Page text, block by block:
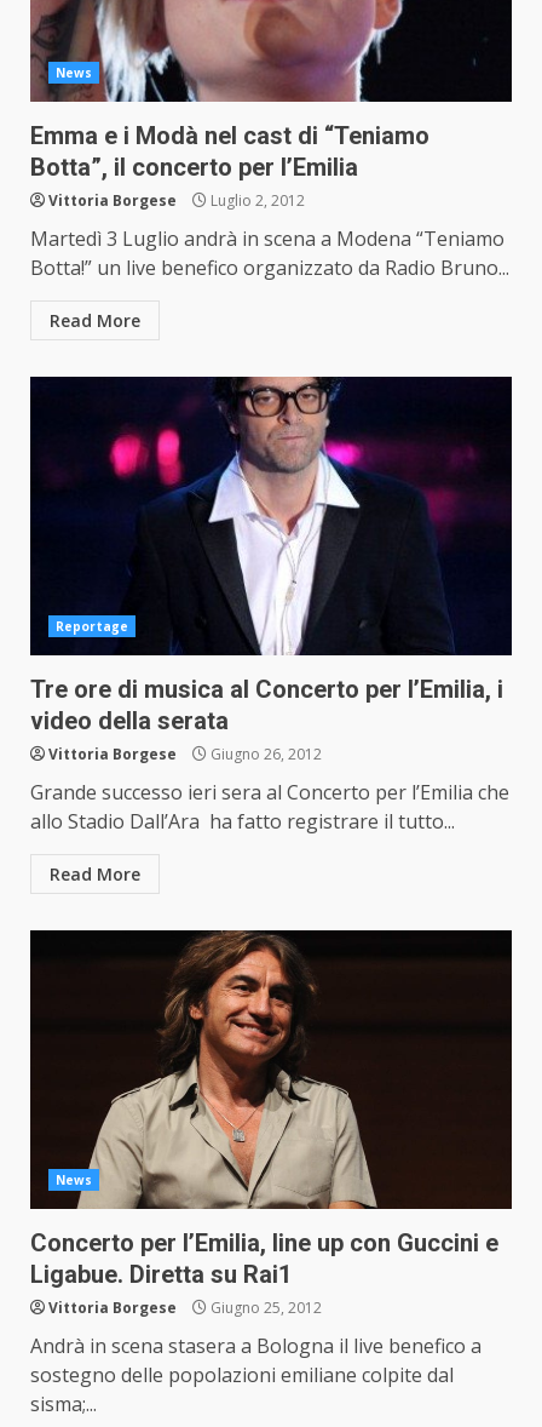
News
Emma e i Modà nel cast di “Teniamo
Botta”, il concerto per l’Emilia
Vittoria Borgese Luglio 2, 2012
Martedì 3 Luglio andrà in scena a Modena “Teniamo
Botta!” un live benefico organizzato da Radio Bruno...
Read More
Reportage
Tre ore di musica al Concerto per l’Emilia, i
video della serata
Vittoria Borgese Giugno 26, 2012
Grande successo ieri sera al Concerto per l’Emilia che
allo Stadio Dall’Ara ha fatto registrare il tutto...
Read More
News
Concerto per l’Emilia, line up con Guccini e
Ligabue. Diretta su Rai1
Vittoria Borgese Giugno 25, 2012
Andrà in scena stasera a Bologna il live benefico a
sostegno delle popolazioni emiliane colpite dal
sisma;...